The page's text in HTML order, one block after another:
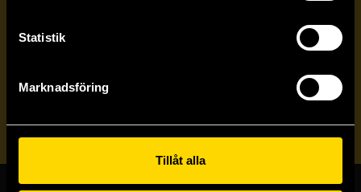
Statistik
Marknadsföring
Tillåt alla
Prenumerera på vårt nyhetsbrev